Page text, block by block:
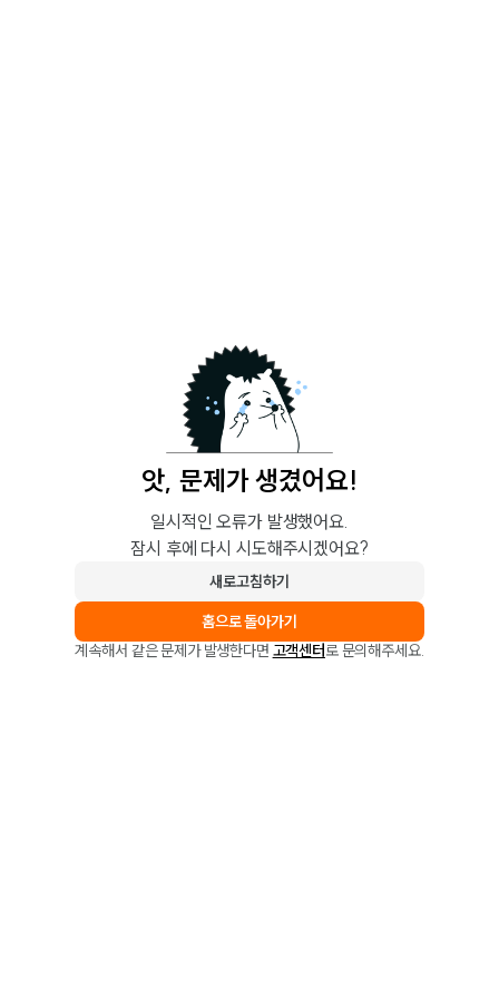
앗, 문제가 생겼어요!
일시적인 오류가 발생했어요.
잠시 후에 다시 시도해주시겠어요?
새로고침하기
홈으로 돌아가기
계속해서 같은 문제가 발생한다면 고객센터로 문의해주세요.